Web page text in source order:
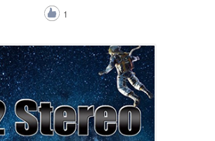
1